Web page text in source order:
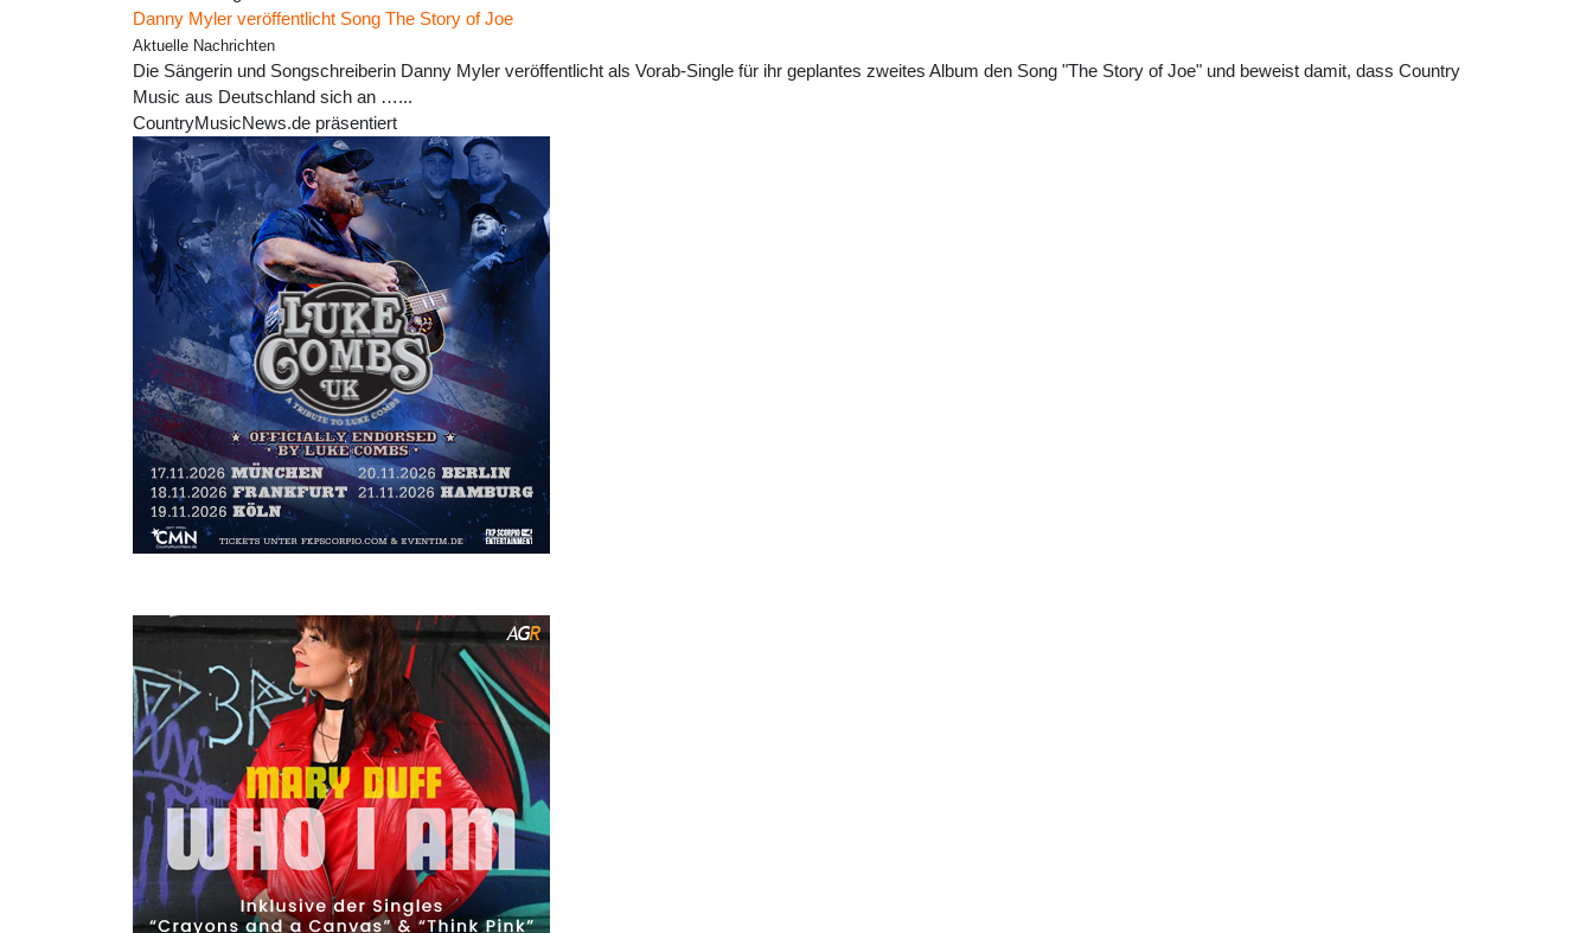
Danny Myler veröffentlicht Song The Story of Joe
Aktuelle Nachrichten
Die Sängerin und Songschreiberin Danny Myler veröffentlicht als Vorab-Single für ihr geplantes zweites Album den Song "The Story of Joe" und beweist damit, dass Country
Music aus Deutschland sich an …...
CountryMusicNews.de präsentiert